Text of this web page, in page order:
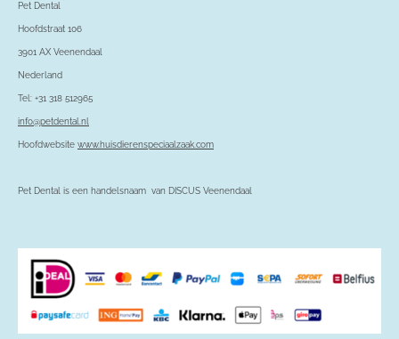
Pet Dental
Hoofdstraat 106
3901 AX Veenendaal
Nederland
Tel: +31 318 512965
info@petdental.nl
Hoofdwebsite www.huisdierenspeciaalzaak.com
Pet Dental is een handelsnaam van DISCUS Veenendaal